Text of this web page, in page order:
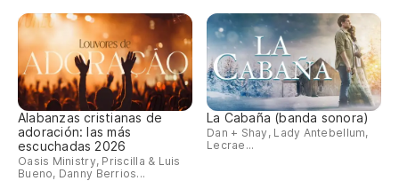
Alabanzas cristianas de
adoración: las más
escuchadas 2026
Oasis Ministry, Priscilla & Luis
Bueno, Danny Berrios...
La Cabaña (banda sonora)
Dan + Shay, Lady Antebellum,
Lecrae...